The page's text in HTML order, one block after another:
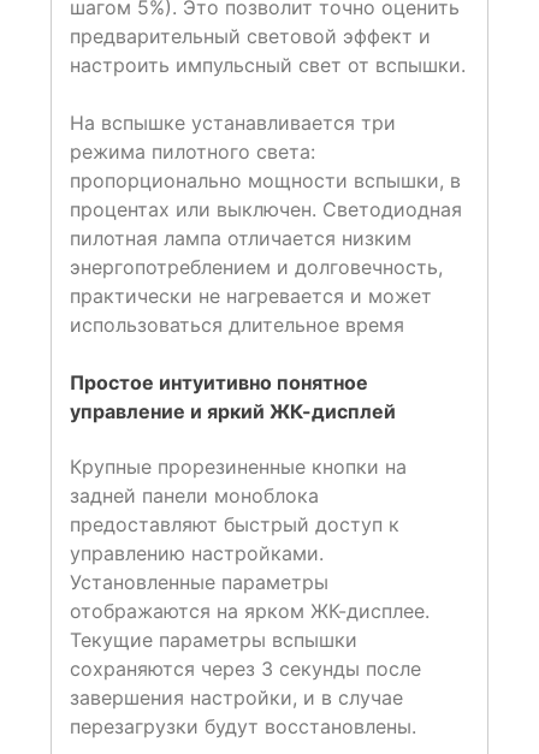
шагом 5%). Это позволит точно оценить
предварительный световой эффект и
настроить импульсный свет от вспышки.
На вспышке устанавливается три
режима пилотного света:
пропорционально мощности вспышки, в
процентах или выключен. Светодиодная
пилотная лампа отличается низким
энергопотреблением и долговечность,
практически не нагревается и может
использоваться длительное время
Простое интуитивно понятное
управление и яркий ЖК-дисплей
Крупные прорезиненные кнопки на
задней панели моноблока
предоставляют быстрый доступ к
управлению настройками.
Установленные параметры
отображаются на ярком ЖК-дисплее.
Текущие параметры вспышки
сохраняются через 3 секунды после
завершения настройки, и в случае
перезагрузки будут восстановлены.